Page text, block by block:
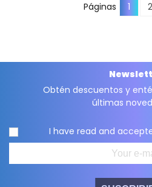
Páginas 1 2
Obtén descuentos y
últimas
I have read and